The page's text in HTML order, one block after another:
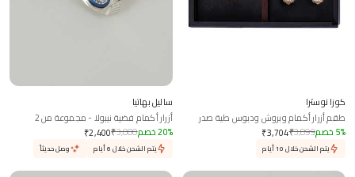
كوزا نوسترا
طقم أزرار أكمام وبروش ودبوس طية صدر
بتصميم طائر الفينيق المزدوج
₹3,704₹3,899 5% خصم
يتم الشحن خلال 10 أيام
ساليل بهاتيا
أزرار أكمام فضية نيبولا - مجموعة من 2
₹2,400₹3,000 20% خصم
يتم الشحن خلال 6 أيام وصل حديثاً